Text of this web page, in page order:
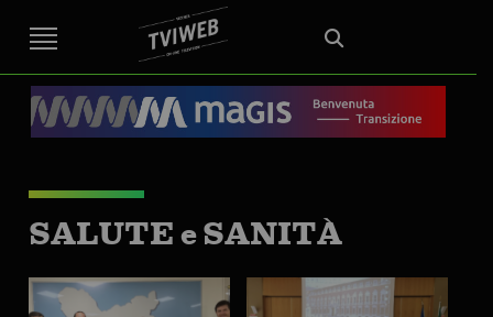
STREET TG CRONACA VENETO
VICENZA E PROVINCIA
AREA BERICA
ECONOMIA ATTUALITA’ POLITICA
EDITORIALE ITALIA E MONDO CURIOSITÀ – LIFESTYLE
CULTURA ARTE
SPORT
IL GRAFFIO FOOD & DRINK
SALUTE e SANITÀ